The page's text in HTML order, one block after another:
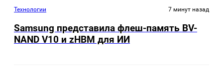
Технологии 7 минут назад
Samsung представила флеш-память BV-
NAND V10 и zHBM для ИИ